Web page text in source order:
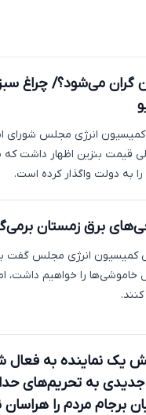
گران می‌شود؟/ چراغ
انرژی مجلس شورای
قیمت بنزین اظهار داشت
را به دولت واگذار کرده است.
برق زمستان
کمیسیون انرژی مجلس گفت با
خاموشی‌ها را خواهیم داشت،
کنند.
یک نماینده به
به تحریم‌های
برجام مردم را هراسان